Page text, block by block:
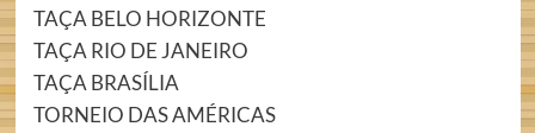
TAÇA BELO HORIZONTE
TAÇA RIO DE JANEIRO
TAÇA BRASÍLIA
TORNEIO DAS AMÉRICAS